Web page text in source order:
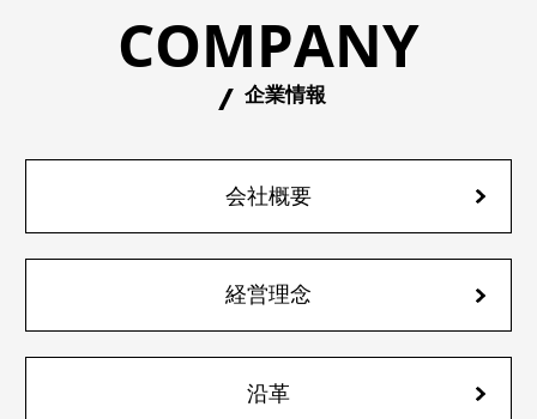
COMPANY
企業情報
会社概要
経営理念
沿革